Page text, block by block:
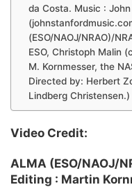
da Costa. Music :
(ESO/NAOJ/NRAO)/
ESO, Christoph Malin
M. Kornmesser, the
Directed by: Herbert
Lindberg Christensen.)
Video Credit:
ALMA (ESO/NAOJ/
Editing : Martin